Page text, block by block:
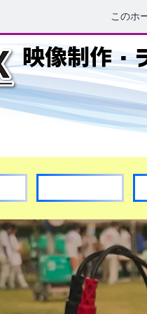
このホ
映像制作・